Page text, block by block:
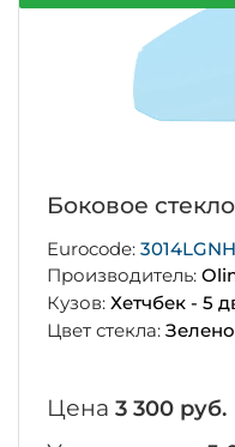
Боковое
Eurocode:
Производитель:
Кузов: Хетчбек - 5
Цвет стекла:
Цена 3 300 руб.